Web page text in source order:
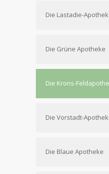
Die Lastadie-
Die Grüne Apotheke
Die Krons-
Die Vorstadt-
Die Blaue Apotheke